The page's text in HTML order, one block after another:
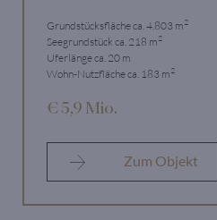
Grundstücksfläche ca. 4.803 m2
Seegrundstück ca. 218 m2
Uferlänge ca. 20 m
Wohn-Nutzfläche ca. 183 m2
€ 5,9 Mio.
Zum Objekt